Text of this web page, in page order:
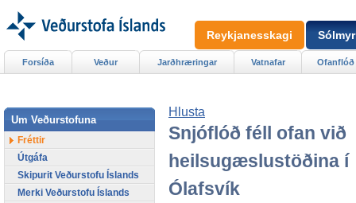
Hlusta
Snjóflóð féll ofan við
heilsugæslustöðina í
Ólafsvík
Forsíða Veður Jarðhræringar Vatnafar Ofanflóð
Um Veðurstofuna
Fréttir
Útgáfa
Skipurit Veðurstofu Íslands
Merki Veðurstofu Íslands
Reykjanesskagi